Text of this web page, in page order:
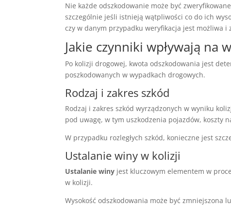
Nie każde odszkodowanie może być
szczególnie jeśli istnieją wątpliwości co do ich
czy w danym przypadku weryfikacja jest możliwa i
Jakie czynniki wpływają na
Po kolizji drogowej, kwota odszkodowania jest
poszkodowanych w wypadkach drogowych.
Rodzaj i zakres szkód
Rodzaj i zakres szkód wyrządzonych w wyniku
pod uwagę, w tym uszkodzenia pojazdów, koszty
W przypadku rozległych szkód, konieczne jest
Ustalanie winy w kolizji
Ustalanie winy jest kluczowym elementem w
w kolizji.
Wysokość odszkodowania może być zmniejszona